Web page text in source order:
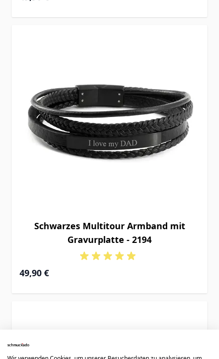
Schwarzes Multitour Armband mit
Gravurplatte - 2194
49,90 €